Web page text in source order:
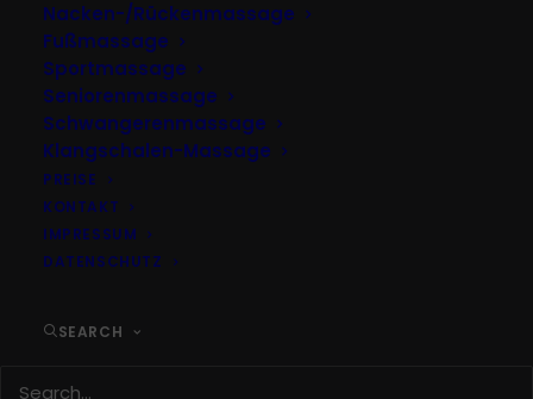
Nacken-/Rückenmassage
Fußmassage
Sportmassage
Seniorenmassage
Schwangerenmassage
Klangschalen-Massage
PREISE
KONTAKT
IMPRESSUM
DATENSCHUTZ
SEARCH
DISCOVER